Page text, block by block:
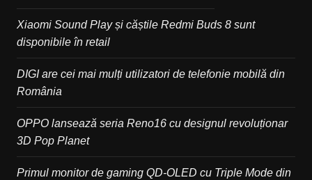
Xiaomi Sound Play și căștile Redmi Buds 8 sunt
disponibile în retail
DIGI are cei mai mulți utilizatori de telefonie mobilă din
România
OPPO lansează seria Reno16 cu designul revoluționar
3D Pop Planet
Primul monitor de gaming QD-OLED cu Triple Mode din